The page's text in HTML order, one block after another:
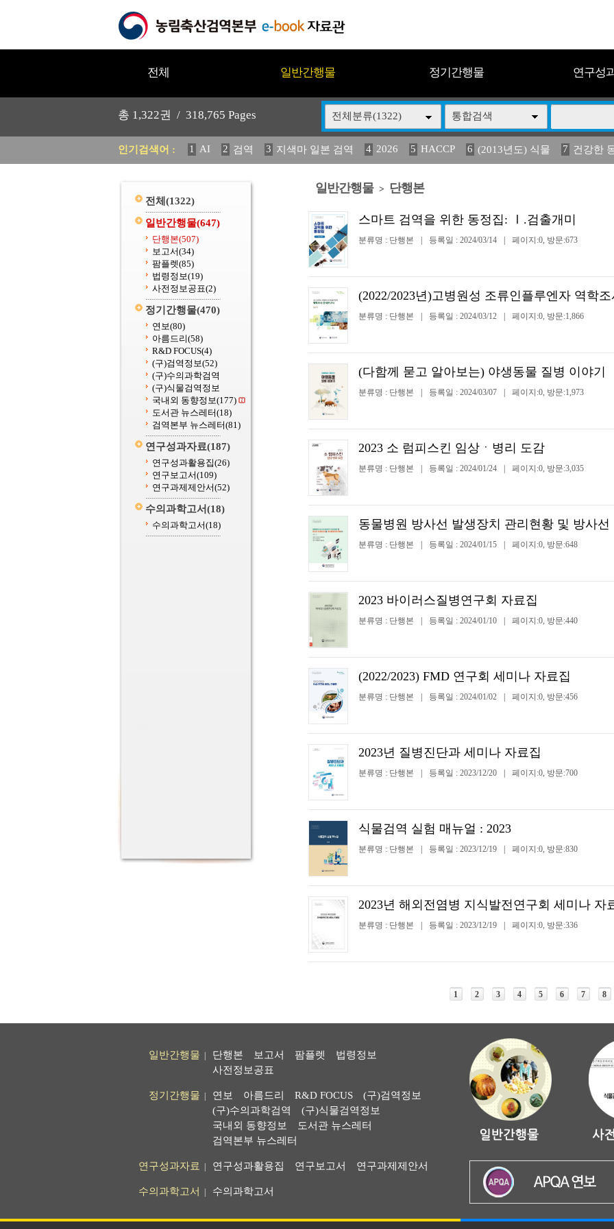
전체 일반간행물 정기간행물 연구성
총 1,322권 / 318,765 Pages 전체분류(1322) 통합검색
인기검색어 : 1 AI 2 검역 3 지색마 일본 검역 4 2026 5 HACCP 6 (2013년도) 식물 7 건강한
11 2025 12 중독성 식물 도감 13 媛 異 14 (2013년도) 식 15 구제역 16 관리 17
전체 (1322)
일반간행물(647)
단행본(507)
보고서(34)
팜플렛(85)
법령정보(19)
사전정보공표(2)
정기간행물(470)
연보(80)
아름드리(58)
R&D FOCUS(4)
(구)검역정보(52)
(구)수의과학검역
(구)식물검역정보
국내외 동향정보(177)
도서관 뉴스레터(18)
검역본부 뉴스레터(81)
연구성과자료(187)
연구성과활용집(26)
연구보고서(109)
연구과제제안서(52)
수의과학고서(18)
수의과학고서(18)
일반간행물 > 단행본
스마트 검역을 위한 동정집: Ⅰ.검출개미
분류명 : 단행본 등록일 : 2024/03/14 페이지:0, 방문:673
(2022/2023년)고병원성 조류인플루엔자 역학
분류명 : 단행본 등록일 : 2024/03/12 페이지:0, 방문:1,866
(다함께 묻고 알아보는) 야생동물 질병 이야기
분류명 : 단행본 등록일 : 2024/03/07 페이지:0, 방문:1,973
2023 소 럼피스킨 임상ㆍ병리 도감
분류명 : 단행본 등록일 : 2024/01/24 페이지:0, 방문:3,035
동물병원 방사선 발생장치 관리현황 및 방사
분류명 : 단행본 등록일 : 2024/01/15 페이지:0, 방문:648
2023 바이러스질병연구회 자료집
분류명 : 단행본 등록일 : 2024/01/10 페이지:0, 방문:440
(2022/2023) FMD 연구회 세미나 자료집
분류명 : 단행본 등록일 : 2024/01/02 페이지:0, 방문:456
2023년 질병진단과 세미나 자료집
분류명 : 단행본 등록일 : 2023/12/20 페이지:0, 방문:700
식물검역 실험 매뉴얼 : 2023
분류명 : 단행본 등록일 : 2023/12/19 페이지:0, 방문:830
2023년 해외전염병 지식발전연구회 세미나 자
분류명 : 단행본 등록일 : 2023/12/19 페이지:0, 방문:336
1 2 3 4 5 6 7 8
일반간행물 단행본 보고서 팜플렛
법령정보
사전정보공표
정기간행물 연보 아름드리 R&D FOCUS
(구)검역정보
(구)수의과학검역
(구)식물검역정보
국내외 동향정보
도서관 뉴스레터
검역본부 뉴스레터
연구성과자료 연구성과활용집 연구보고서 연구과제제안서
수의과학고서 수의과학고서